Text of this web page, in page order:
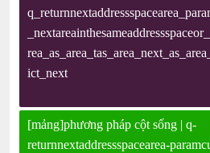
ict_next
[mảng]phương pháp cột sống | q-
returnnextaddressspacearea-